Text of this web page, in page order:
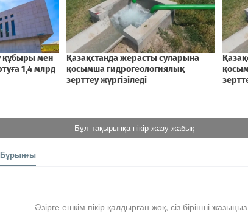
Бұл тақырыпқа пікір жазу жабық
Бұрынғы
Әзірге ешкім пікір қалдырған жоқ, сіз бірінші жазыңыз